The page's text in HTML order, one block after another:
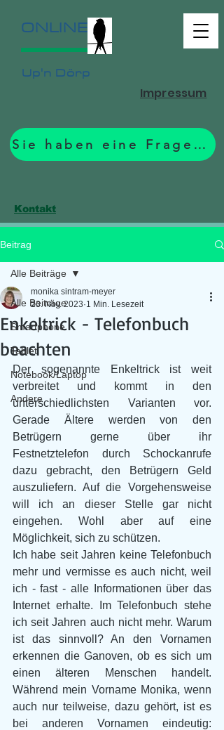
ONLINE
Up'n Dörp
Sie haben eine Frage? Zum Formular.
Impressum
Kontakt
Beitrag
Alle Beiträge
Smartphone
Tablet
Notebook/Laptop
Andere
Alle Beiträge
Enkeltrick - Telefonbuch
beachten
monika sintram-meyer
23. Nov. 2023 1 Min. Lesezeit
Der sogenannte Enkeltrick ist weit
verbreitet und kommt in den
unterschiedlichsten Varianten vor.
Gerade Ältere werden von den
Betrügern gerne über ihr
Festnetztelefon durch Schockanrufe
dazu gebracht, den Betrügern Geld
auszuliefern. Auf die Vorgehensweise
will ich an dieser Stelle gar nicht
eingehen. Wohl aber auf eine
Möglichkeit, sich zu schützen.
Ich habe seit Jahren keine Telefonbuch
mehr und vermisse es auch nicht, weil
ich - fast - alle Informationen über das
Internet erhalte. Im Telefonbuch stehe
ich seit Jahren auch nicht mehr. Warum
ist das sinnvoll? An den Vornamen
erkennen die Ganoven, ob es sich um
einen älteren Menschen handelt.
Während mein Vorname Monika, wenn
auch nur teilweise, dazu gehört, ist es
bei anderen Vornamen eindeutig: